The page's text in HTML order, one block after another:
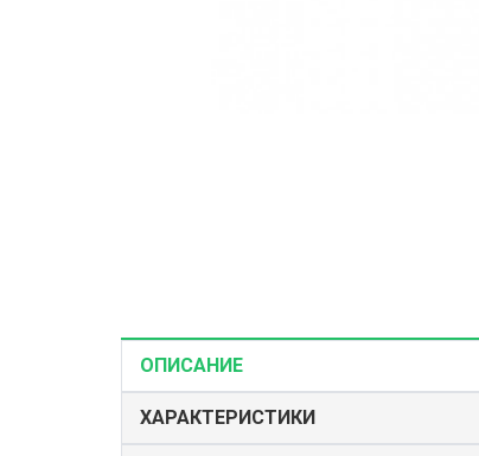
ОПИСАНИЕ
ХАРАКТЕРИСТИКИ